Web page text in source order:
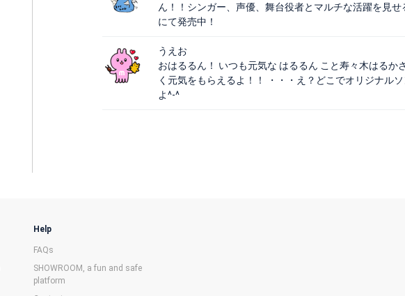
ん！！シンガー、声優、舞台役者とマルチな活躍を見
にて発売中！
うえお
おはるるん！ いつも元気な はるるん こと寿々木はる
く元気をもらえるよ！！ ・・・え？どこでオリジナル
よ^-^
Help
FAQs
SHOWROOM, a fun and safe
platform